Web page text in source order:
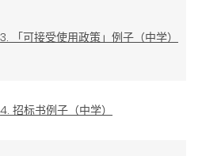
3. 「可接受使用政策」例子（中学）
4. 招标书例子（中学）